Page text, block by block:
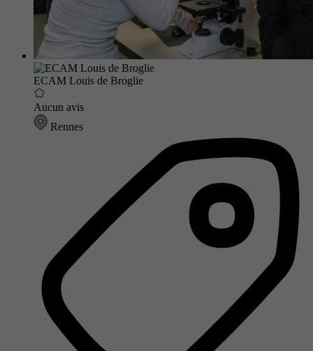
ECAM Louis de Broglie
Aucun avis
Rennes